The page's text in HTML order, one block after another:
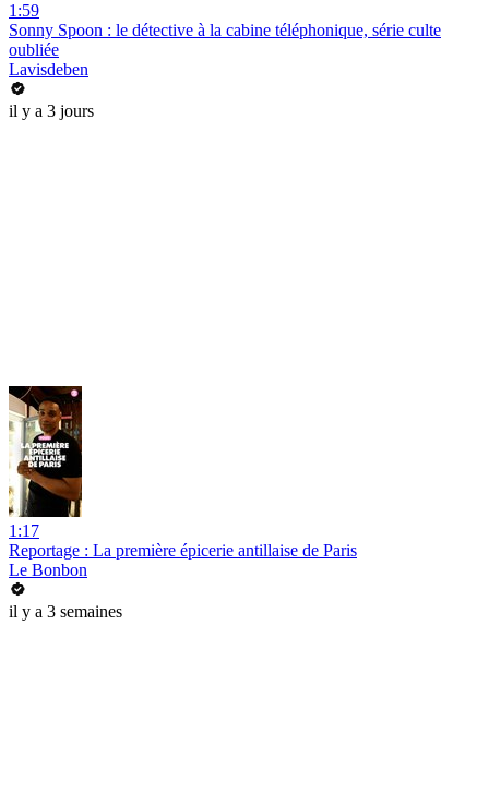
1:59
Sonny Spoon : le détective à la cabine téléphonique, série culte
oubliée
Lavisdeben
il y a 3 jours
1:17
Reportage : La première épicerie antillaise de Paris
Le Bonbon
il y a 3 semaines